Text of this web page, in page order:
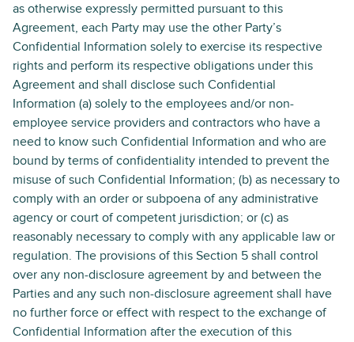
as otherwise expressly permitted pursuant to this
Agreement, each Party may use the other Party’s
Confidential Information solely to exercise its respective
rights and perform its respective obligations under this
Agreement and shall disclose such Confidential
Information (a) solely to the employees and/or non-
employee service providers and contractors who have a
need to know such Confidential Information and who are
bound by terms of confidentiality intended to prevent the
misuse of such Confidential Information; (b) as necessary to
comply with an order or subpoena of any administrative
agency or court of competent jurisdiction; or (c) as
reasonably necessary to comply with any applicable law or
regulation. The provisions of this Section 5 shall control
over any non-disclosure agreement by and between the
Parties and any such non-disclosure agreement shall have
no further force or effect with respect to the exchange of
Confidential Information after the execution of this